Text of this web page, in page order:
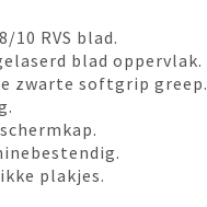
10 RVS blad.
blad oppervlak.
zwarte softgrip greep.
plakjes.